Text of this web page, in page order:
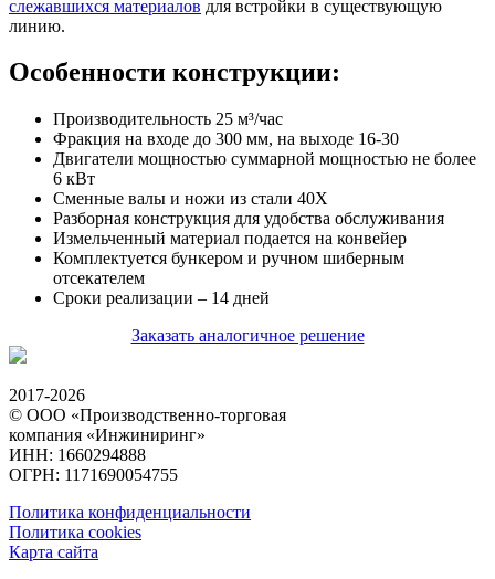
слежавшихся материалов для встройки в существующую
линию.
Особенности конструкции:
Производительность 25 м³/час
Фракция на входе до 300 мм, на выходе 16-30
Двигатели мощностью суммарной мощностью не более
6 кВт
Сменные валы и ножи из стали 40Х
Разборная конструкция для удобства обслуживания
Измельченный материал подается на конвейер
Комплектуется бункером и ручном шиберным
отсекателем
Сроки реализации – 14 дней
Заказать аналогичное решение
2017-2026
© ООО «Производственно-торговая
компания «Инжиниринг»
ИНН: 1660294888
ОГРН: 1171690054755
Политика конфиденциальности
Политика cookies
Карта сайта